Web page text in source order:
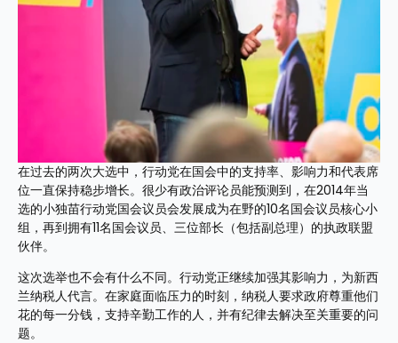
在过去的两次大选中，行动党在国会中的支持率、影响力和代表席
位一直保持稳步增长。很少有政治评论员能预测到，在2014年当
选的小独苗行动党国会议员会发展成为在野的10名国会议员核心小
组，再到拥有11名国会议员、三位部长（包括副总理）的执政联盟
伙伴。
这次选举也不会有什么不同。行动党正继续加强其影响力，为新西
兰纳税人代言。在家庭面临压力的时刻，纳税人要求政府尊重他们
花的每一分钱，支持辛勤工作的人，并有纪律去解决至关重要的问
题。